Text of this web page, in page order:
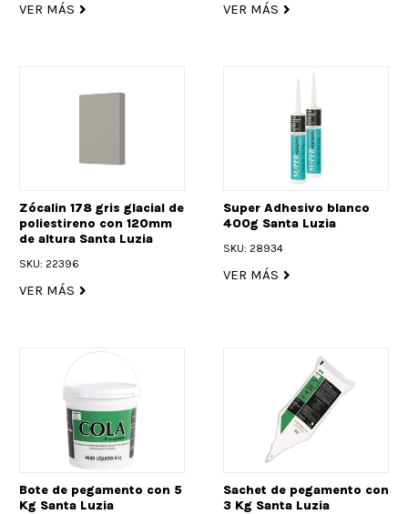
VER MÁS VER MÁS
Zócalin 178 gris glacial de
poliestireno con 120mm
de altura Santa Luzia
SKU: 22396
VER MÁS
Super Adhesivo blanco
400g Santa Luzia
SKU: 28934
VER MÁS
Bote de pegamento con 5
Kg Santa Luzia
Sachet de pegamento con
3 Kg Santa Luzia